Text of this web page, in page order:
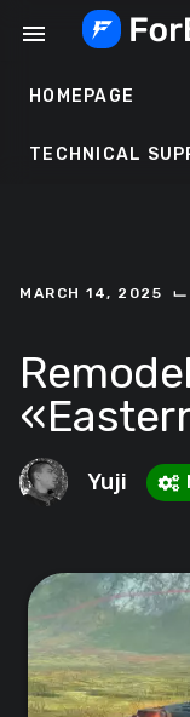
menu
HOMEPAGE
TECHNICAL
MARCH 14, 2025 ⌙
Yuji